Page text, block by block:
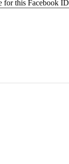
for this Facebook ID